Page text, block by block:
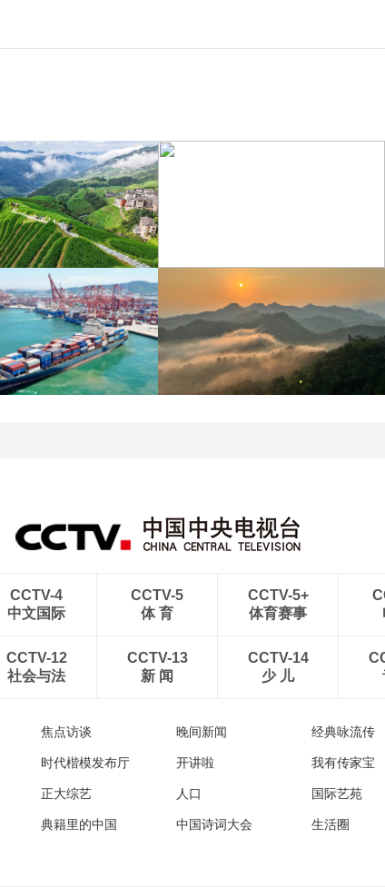
乐享美好时光
江苏泗洪：洪泽湖湿地白
鹭嬉戏
CCTV-4
中文国际
CCTV-5
体 育
CCTV-5+
体育赛事
CCTV-12
社会与法
CCTV-13
新 闻
CCTV-14
少 儿
焦点访谈 晚间新闻 经典咏流传
时代楷模发布厅 开讲啦 我有传家宝
正大综艺 人口 国际艺苑
典籍里的中国 中国诗词大会 生活圈